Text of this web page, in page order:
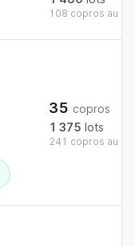
108 copros au
35 copros
1 375 lots
241 copros au